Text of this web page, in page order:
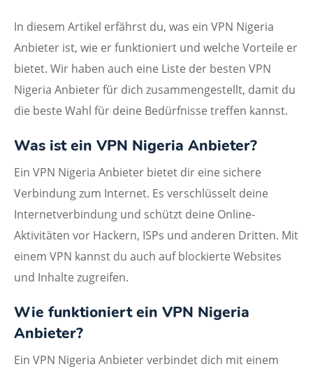
In diesem Artikel erfährst du, was ein VPN Nigeria
Anbieter ist, wie er funktioniert und welche Vorteile er
bietet. Wir haben auch eine Liste der besten VPN
Nigeria Anbieter für dich zusammengestellt, damit du
die beste Wahl für deine Bedürfnisse treffen kannst.
Was ist ein VPN Nigeria Anbieter?
Ein VPN Nigeria Anbieter bietet dir eine sichere
Verbindung zum Internet. Es verschlüsselt deine
Internetverbindung und schützt deine Online-
Aktivitäten vor Hackern, ISPs und anderen Dritten. Mit
einem VPN kannst du auch auf blockierte Websites
und Inhalte zugreifen.
Wie funktioniert ein VPN Nigeria
Anbieter?
Ein VPN Nigeria Anbieter verbindet dich mit einem